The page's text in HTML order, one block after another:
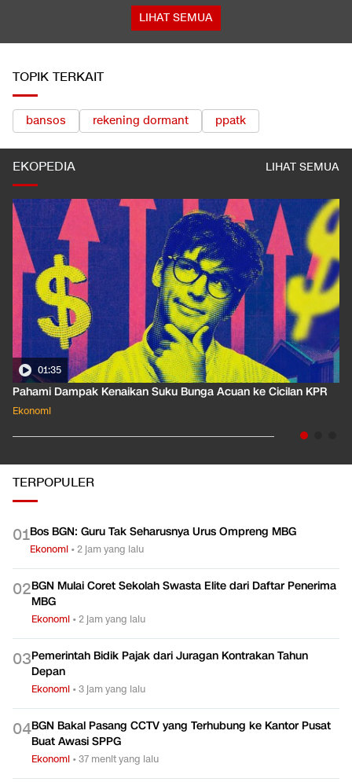
LIHAT SEMUA
TOPIK TERKAIT
bansos rekening dormant ppatk
EKOPEDIA LIHAT SEMUA
01:35
Pahami Dampak Kenaikan Suku Bunga Acuan ke Cicilan KPR
Ekonomi
TERPOPULER
01Bos BGN: Guru Tak Seharusnya Urus Ompreng MBG
Ekonomi •2 jam yang lalu
02BGN Mulai Coret Sekolah Swasta Elite dari Daftar Penerima
MBG
Ekonomi •2 jam yang lalu
03Pemerintah Bidik Pajak dari Juragan Kontrakan Tahun
Depan
Ekonomi •3 jam yang lalu
04BGN Bakal Pasang CCTV yang Terhubung ke Kantor Pusat
Buat Awasi SPPG
Ekonomi •37 menit yang lalu